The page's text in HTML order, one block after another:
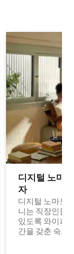
디지털 노마
자
디지털 노마드
니는 직장인들
있도록 와이파
간을 갖춘 숙소